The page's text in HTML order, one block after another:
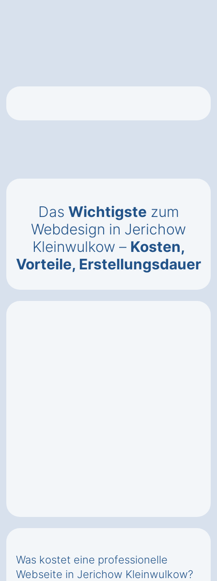
Das Wichtigste zum
Webdesign in Jerichow
Kleinwulkow – Kosten,
Vorteile, Erstellungsdauer
Was kostet eine professionelle
Webseite in Jerichow Kleinwulkow?